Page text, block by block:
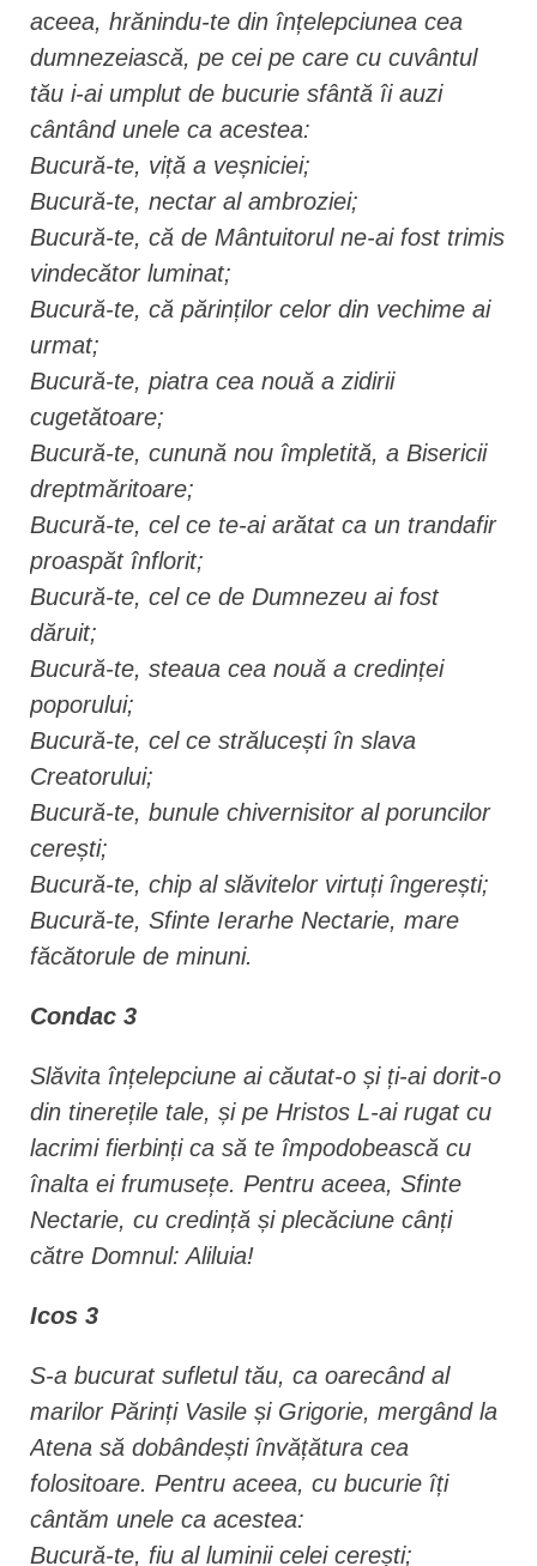
aceea, hrănindu-te din înțelepciunea cea
dumnezeiască, pe cei pe care cu cuvântul
tău i-ai umplut de bucurie sfântă îi auzi
cântând unele ca acestea:
Bucură-te, viță a veșniciei;
Bucură-te, nectar al ambroziei;
Bucură-te, că de Mântuitorul ne-ai fost trimis
vindecător luminat;
Bucură-te, că părinților celor din vechime ai
urmat;
Bucură-te, piatra cea nouă a zidirii
cugetătoare;
Bucură-te, cunună nou împletită, a Bisericii
dreptmăritoare;
Bucură-te, cel ce te-ai arătat ca un trandafir
proaspăt înflorit;
Bucură-te, cel ce de Dumnezeu ai fost
dăruit;
Bucură-te, steaua cea nouă a credinței
poporului;
Bucură-te, cel ce strălucești în slava
Creatorului;
Bucură-te, bunule chivernisitor al poruncilor
cerești;
Bucură-te, chip al slăvitelor virtuți îngerești;
Bucură-te, Sfinte Ierarhe Nectarie, mare
făcătorule de minuni.
Condac 3
Slăvita înțelepciune ai căutat-o și ți-ai dorit-o
din tinerețile tale, și pe Hristos L-ai rugat cu
lacrimi fierbinți ca să te împodobească cu
înalta ei frumusețe. Pentru aceea, Sfinte
Nectarie, cu credință și plecăciune cânți
către Domnul: Aliluia!
Icos 3
S-a bucurat sufletul tău, ca oarecând al
marilor Părinți Vasile și Grigorie, mergând la
Atena să dobândești învățătura cea
folositoare. Pentru aceea, cu bucurie îți
cântăm unele ca acestea:
Bucură-te, fiu al luminii celei cerești;